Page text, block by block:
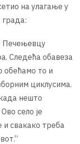
на улагање у
Печењевцу
Следећа обавеза
обећамо то и
циклусима.
нешто
село је
и свакако треба